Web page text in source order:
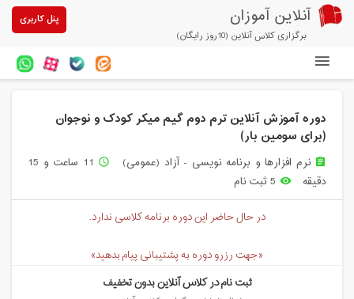
آنلاین آموزان
برگزاری کلاس آنلاین (10روز رایگان)
پنل کاربری
آزمون های آنلاین
مقالات آنلاین آموزان
خرید سرویس کلاس آنلاین
پیشنهادهای ویژه
تخفیفهای مشارکتی
درباره ما
دوره آموزش آنلاین ترم دوم گیم میکر کودک و نوجوان
(برای سومین بار)
assignment نرم افزارها و برنامه نویسی - آزاد (عمومی) access_time
11 ساعت و 15
دقیقه
remove_red_eye 5 ثبت نام
در حال حاضر این دوره برنامه کلاسی ندارد.
«جهت رزرو دوره به پشتیبانی پیام بدهید»
ثبت نام در کلاس آنلاین بدون تخفیف